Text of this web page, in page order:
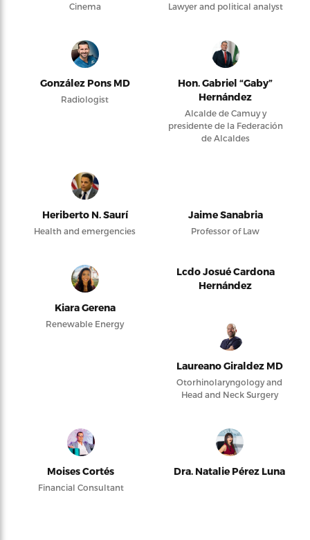
Cinema Lawyer and political analyst
González Pons MD
Radiologist
Hon. Gabriel “Gaby”
Hernández
Alcalde de Camuy y
presidente de la Federación
de Alcaldes
Heriberto N. Saurí
Health and emergencies
Jaime Sanabria
Professor of Law
Kiara Gerena
Renewable Energy
Lcdo Josué Cardona
Hernández
Laureano Giraldez MD
Otorhinolaryngology and
Head and Neck Surgery
Moises Cortés
Financial Consultant
Dra. Natalie Pérez Luna